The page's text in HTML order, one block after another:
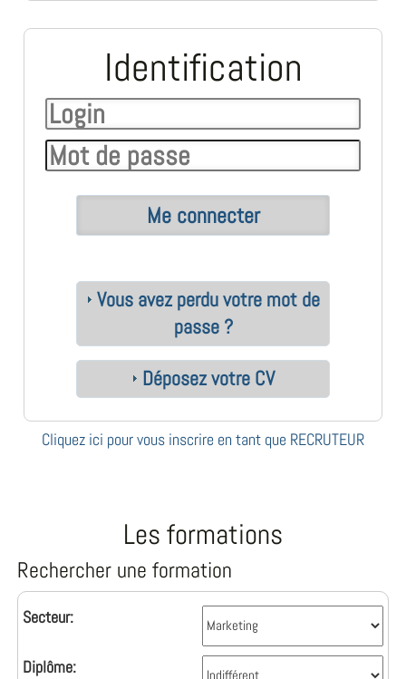
Identification
Vous avez perdu votre mot de
passe ?
Déposez votre CV
Cliquez ici pour vous inscrire en tant que RECRUTEUR
Les formations
Rechercher une formation
Secteur:
Diplôme: